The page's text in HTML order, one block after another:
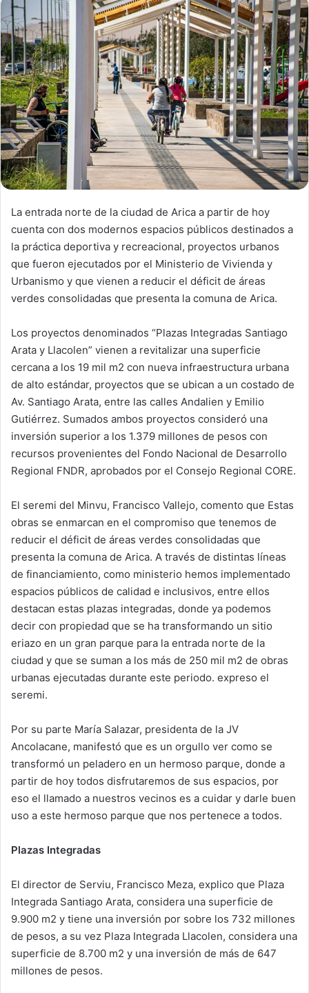
La entrada norte de la ciudad de Arica a partir de hoy
cuenta con dos modernos espacios públicos destinados a
la práctica deportiva y recreacional, proyectos urbanos
que fueron ejecutados por el Ministerio de Vivienda y
Urbanismo y que vienen a reducir el déficit de áreas
verdes consolidadas que presenta la comuna de Arica.
Los proyectos denominados “Plazas Integradas Santiago
Arata y Llacolen” vienen a revitalizar una superficie
cercana a los 19 mil m2 con nueva infraestructura urbana
de alto estándar, proyectos que se ubican a un costado de
Av. Santiago Arata, entre las calles Andalien y Emilio
Gutiérrez. Sumados ambos proyectos consideró una
inversión superior a los 1.379 millones de pesos con
recursos provenientes del Fondo Nacional de Desarrollo
Regional FNDR, aprobados por el Consejo Regional CORE.
El seremi del Minvu, Francisco Vallejo, comento que Estas
obras se enmarcan en el compromiso que tenemos de
reducir el déficit de áreas verdes consolidadas que
presenta la comuna de Arica. A través de distintas líneas
de financiamiento, como ministerio hemos implementado
espacios públicos de calidad e inclusivos, entre ellos
destacan estas plazas integradas, donde ya podemos
decir con propiedad que se ha transformando un sitio
eriazo en un gran parque para la entrada norte de la
ciudad y que se suman a los más de 250 mil m2 de obras
urbanas ejecutadas durante este periodo. expreso el
seremi.
Por su parte María Salazar, presidenta de la JV
Ancolacane, manifestó que es un orgullo ver como se
transformó un peladero en un hermoso parque, donde a
partir de hoy todos disfrutaremos de sus espacios, por
eso el llamado a nuestros vecinos es a cuidar y darle buen
uso a este hermoso parque que nos pertenece a todos.
Plazas Integradas
El director de Serviu, Francisco Meza, explico que Plaza
Integrada Santiago Arata, considera una superficie de
9.900 m2 y tiene una inversión por sobre los 732 millones
de pesos, a su vez Plaza Integrada Llacolen, considera una
superficie de 8.700 m2 y una inversión de más de 647
millones de pesos.